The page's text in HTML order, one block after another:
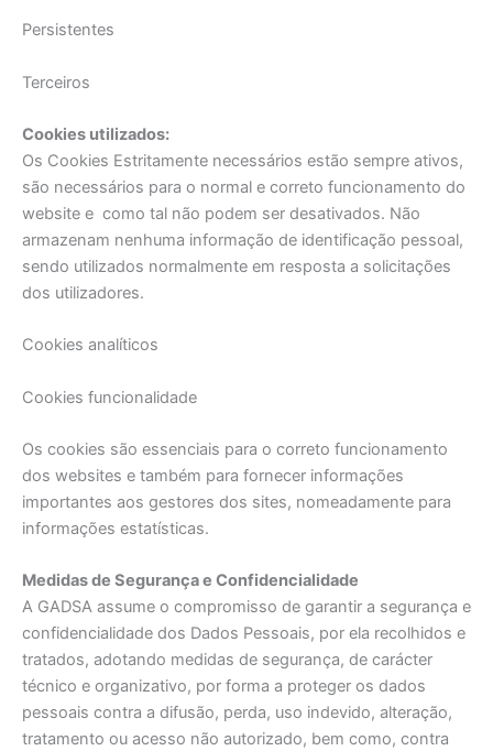
Persistentes
Terceiros
Cookies utilizados:
Os Cookies Estritamente necessários estão sempre ativos,
são necessários para o normal e correto funcionamento do
website e como tal não podem ser desativados. Não
armazenam nenhuma informação de identificação pessoal,
sendo utilizados normalmente em resposta a solicitações
dos utilizadores.
Cookies analíticos
Cookies funcionalidade
Os cookies são essenciais para o correto funcionamento
dos websites e também para fornecer informações
importantes aos gestores dos sites, nomeadamente para
informações estatísticas.
Medidas de Segurança e Confidencialidade
A GADSA assume o compromisso de garantir a segurança e
confidencialidade dos Dados Pessoais, por ela recolhidos e
tratados, adotando medidas de segurança, de carácter
técnico e organizativo, por forma a proteger os dados
pessoais contra a difusão, perda, uso indevido, alteração,
tratamento ou acesso não autorizado, bem como, contra